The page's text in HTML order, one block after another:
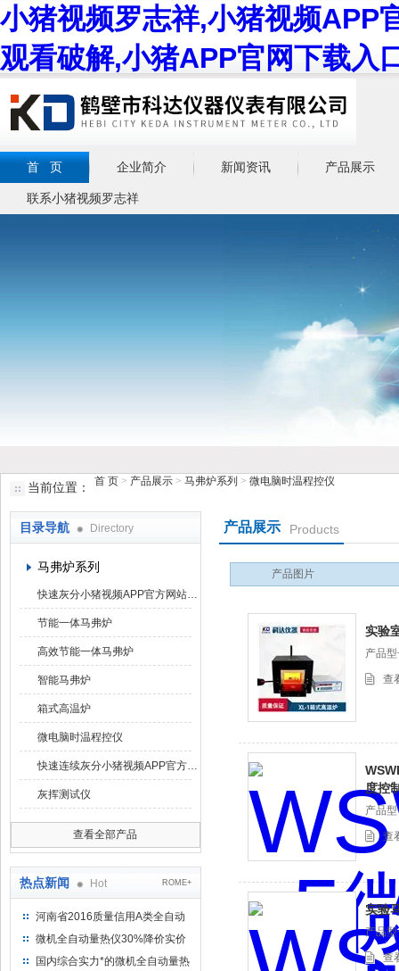
小猪视频罗志祥,小猪视频APP
观看破解,小猪APP官网下载入
鹤壁市小猪视频罗志祥仪器仪表有限公司
首 页 企业简介 新闻资讯 产品展示
联系小猪视频罗志祥
当前位置： 首 页 > 产品展示 > 马弗炉系列 > 微电脑时温程控仪
目录导航 Directory
马弗炉系列
快速灰分小猪视频APP官方网站下载罗志祥
节能一体马弗炉
高效节能一体马弗炉
智能马弗炉
箱式高温炉
微电脑时温程控仪
快速连续灰分小猪视频APP官方网站下载罗志祥
灰挥测试仪
查看全部产品
热点新闻 Hot ROME+
河南省2016质量信用A类全自动
量热仪
微机全自动量热仪30%降价实价
出售
国内综合实力*的微机全自动量热
产品展示 Products
产品图片
实验
产品型号
查
度控
产品型号
查
实验
产品型
查